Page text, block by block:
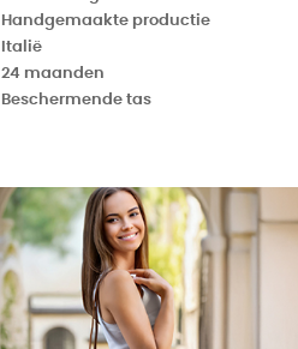
Handgemaakte productie
Italië
24 maanden
Beschermende tas